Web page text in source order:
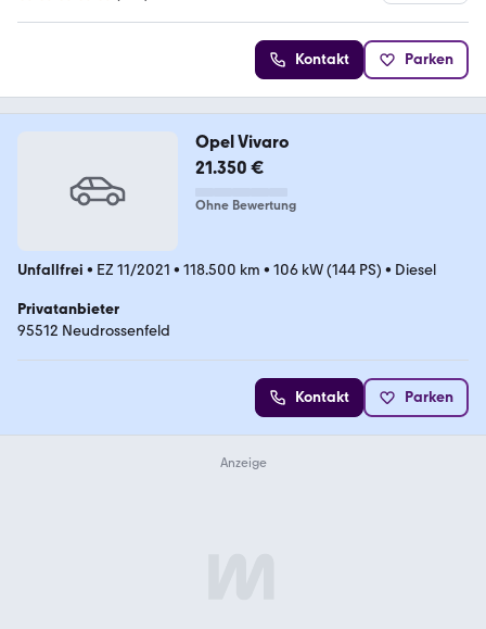
Kontakt Parken
Opel Vivaro
21.350 €
Ohne Bewertung
Unfallfrei • EZ 11/2021 • 118.500 km • 106 kW (144 PS) • Diesel
Privatanbieter
95512 Neudrossenfeld
Kontakt Parken